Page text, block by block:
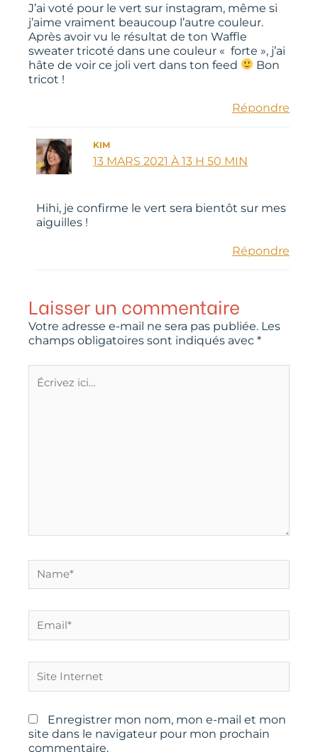
J’ai voté pour le vert sur instagram, même si
j’aime vraiment beaucoup l’autre couleur.
Après avoir vu le résultat de ton Waffle
sweater tricoté dans une couleur « forte », j’ai
hâte de voir ce joli vert dans ton feed
Bon
tricot !
Répondre
KIM
13 MARS 2021 À 13 H 50 MIN
Hihi, je confirme le vert sera bientôt sur mes
aiguilles !
Répondre
Laisser un commentaire
Votre adresse e-mail ne sera pas publiée. Les
champs obligatoires sont indiqués avec *
ici…
Internet
Enregistrer mon nom, mon e-mail et mon
site dans le navigateur pour mon prochain
commentaire.